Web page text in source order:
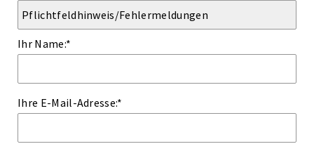
Ihr Name:*
Ihre E-Mail-Adresse:*